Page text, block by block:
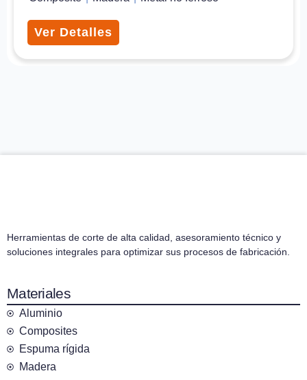
Ver Detalles
Herramientas de corte de alta calidad, asesoramiento técnico y
soluciones integrales para optimizar sus procesos de fabricación.
Materiales
Aluminio
Composites
Espuma rígida
Madera